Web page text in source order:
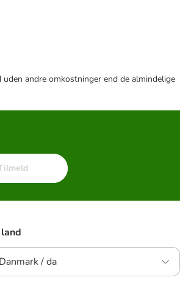
andre omkostninger end de almindelige
Danmark / da